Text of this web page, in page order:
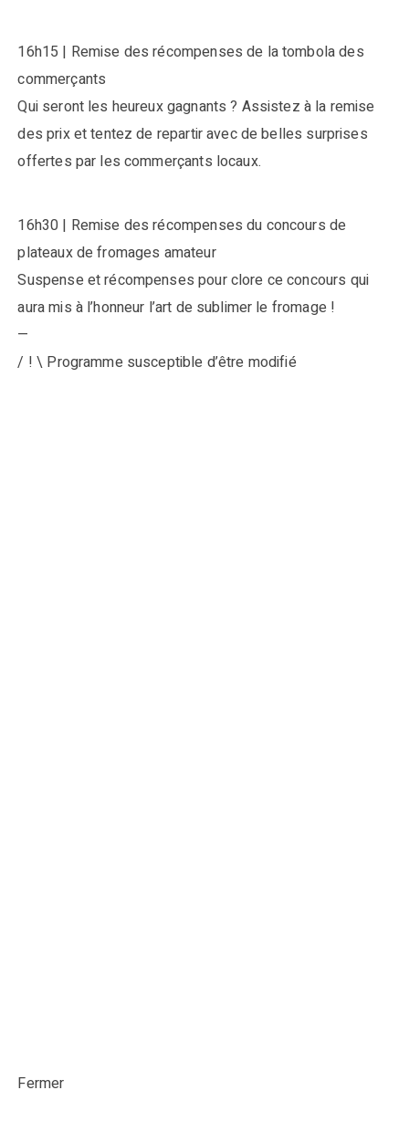
16h15 | Remise des récompenses de la tombola des
commerçants
Qui seront les heureux gagnants ? Assistez à la remise
des prix et tentez de repartir avec de belles surprises
offertes par les commerçants locaux.
16h30 | Remise des récompenses du concours de
plateaux de fromages amateur
Suspense et récompenses pour clore ce concours qui
aura mis à l’honneur l’art de sublimer le fromage !
—
/ ! \ Programme susceptible d’être modifié
Fermer